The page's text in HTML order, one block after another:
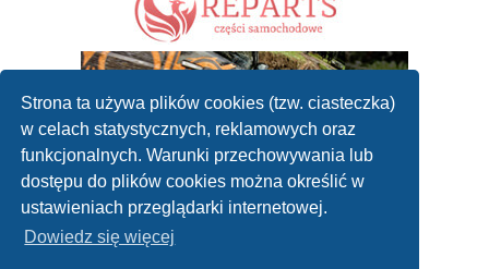
Strona ta używa plików cookies (tzw. ciasteczka)
w celach statystycznych, reklamowych oraz
funkcjonalnych. Warunki przechowywania lub
dostępu do plików cookies można określić w
ustawieniach przeglądarki internetowej.
Dowiedz się więcej